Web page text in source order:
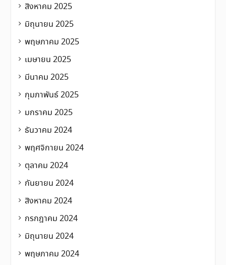
สิงหาคม 2025
มิถุนายน 2025
พฤษภาคม 2025
เมษายน 2025
มีนาคม 2025
กุมภาพันธ์ 2025
มกราคม 2025
ธันวาคม 2024
พฤศจิกายน 2024
ตุลาคม 2024
กันยายน 2024
สิงหาคม 2024
กรกฎาคม 2024
มิถุนายน 2024
พฤษภาคม 2024